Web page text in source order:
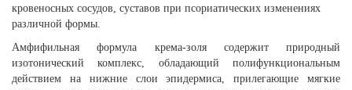
кровеносных сосудов, суставов при псориатических изменениях
различной формы.
Амфифильная формула крема-золя содержит природный
изотонический комплекс, обладающий полифункциональным
действием на нижние слои эпидермиса, прилегающие мягкие